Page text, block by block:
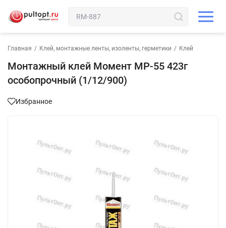
Главная / Клей, монтажные ленты, изоленты, герметики / Клей
Монтажный клей Момент МР-55 423г
особопрочный (1/12/900)
Избранное